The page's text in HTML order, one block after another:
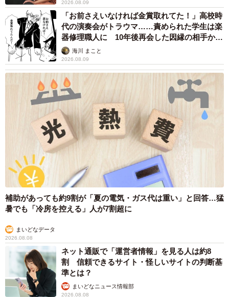
2026.08.09
「お前さえいなければ金賞取れてた！」高校時
代の演奏会がトラウマ……責められた学生は楽
器修理職人に 10年後再会した因縁の相手から
思わぬ申し出【漫画】
海川 まこと
2026.08.09
補助があっても約9割が「夏の電気・ガス代は重い」と回答…猛
暑でも「冷房を控える」人が7割超に
まいどなデータ
2026.08.08
ネット通販で「運営者情報」を見る人は約8
割 信頼できるサイト・怪しいサイトの判断基
準とは？
まいどなニュース情報部
2026.08.08